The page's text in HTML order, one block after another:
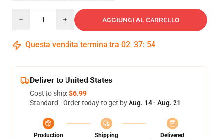
AGGIUNGI AL CARRELLO
Questa vendita termina tra 02: 37: 54
Deliver to United States
Cost to ship:$6.99
Standard - Order today to get byAug. 14 - Aug. 21
Production
Shipping
Delivered